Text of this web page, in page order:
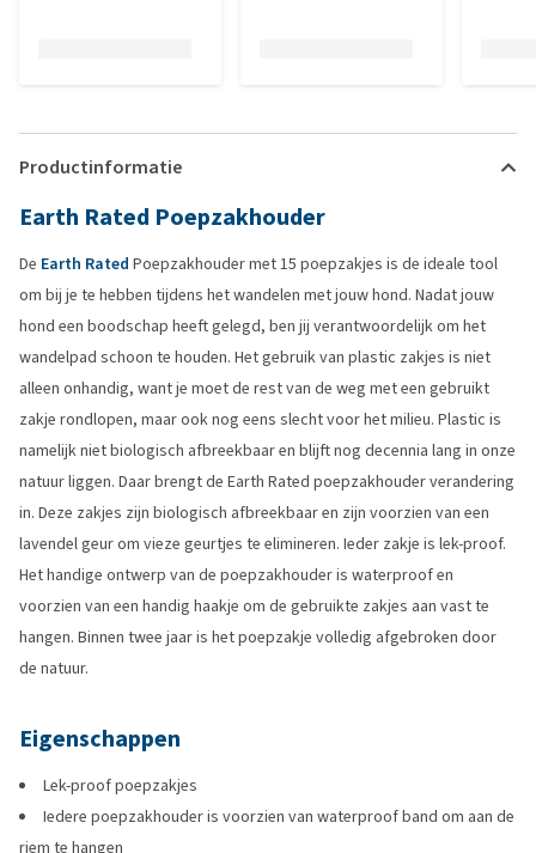
Productinformatie
Earth Rated Poepzakhouder
De Earth Rated Poepzakhouder met 15 poepzakjes is de ideale tool
om bij je te hebben tijdens het wandelen met jouw hond. Nadat jouw
hond een boodschap heeft gelegd, ben jij verantwoordelijk om het
wandelpad schoon te houden. Het gebruik van plastic zakjes is niet
alleen onhandig, want je moet de rest van de weg met een gebruikt
zakje rondlopen, maar ook nog eens slecht voor het milieu. Plastic is
namelijk niet biologisch afbreekbaar en blijft nog decennia lang in onze
natuur liggen. Daar brengt de Earth Rated poepzakhouder verandering
in. Deze zakjes zijn biologisch afbreekbaar en zijn voorzien van een
lavendel geur om vieze geurtjes te elimineren. Ieder zakje is lek-proof.
Het handige ontwerp van de poepzakhouder is waterproof en
voorzien van een handig haakje om de gebruikte zakjes aan vast te
hangen. Binnen twee jaar is het poepzakje volledig afgebroken door
de natuur.
Eigenschappen
Lek-proof poepzakjes
Iedere poepzakhouder is voorzien van waterproof band om aan de
riem te hangen